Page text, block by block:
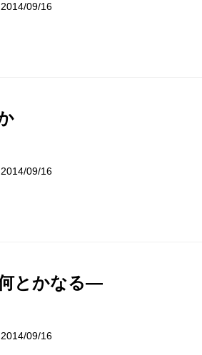
09/16
09/16
とかなる―
09/16